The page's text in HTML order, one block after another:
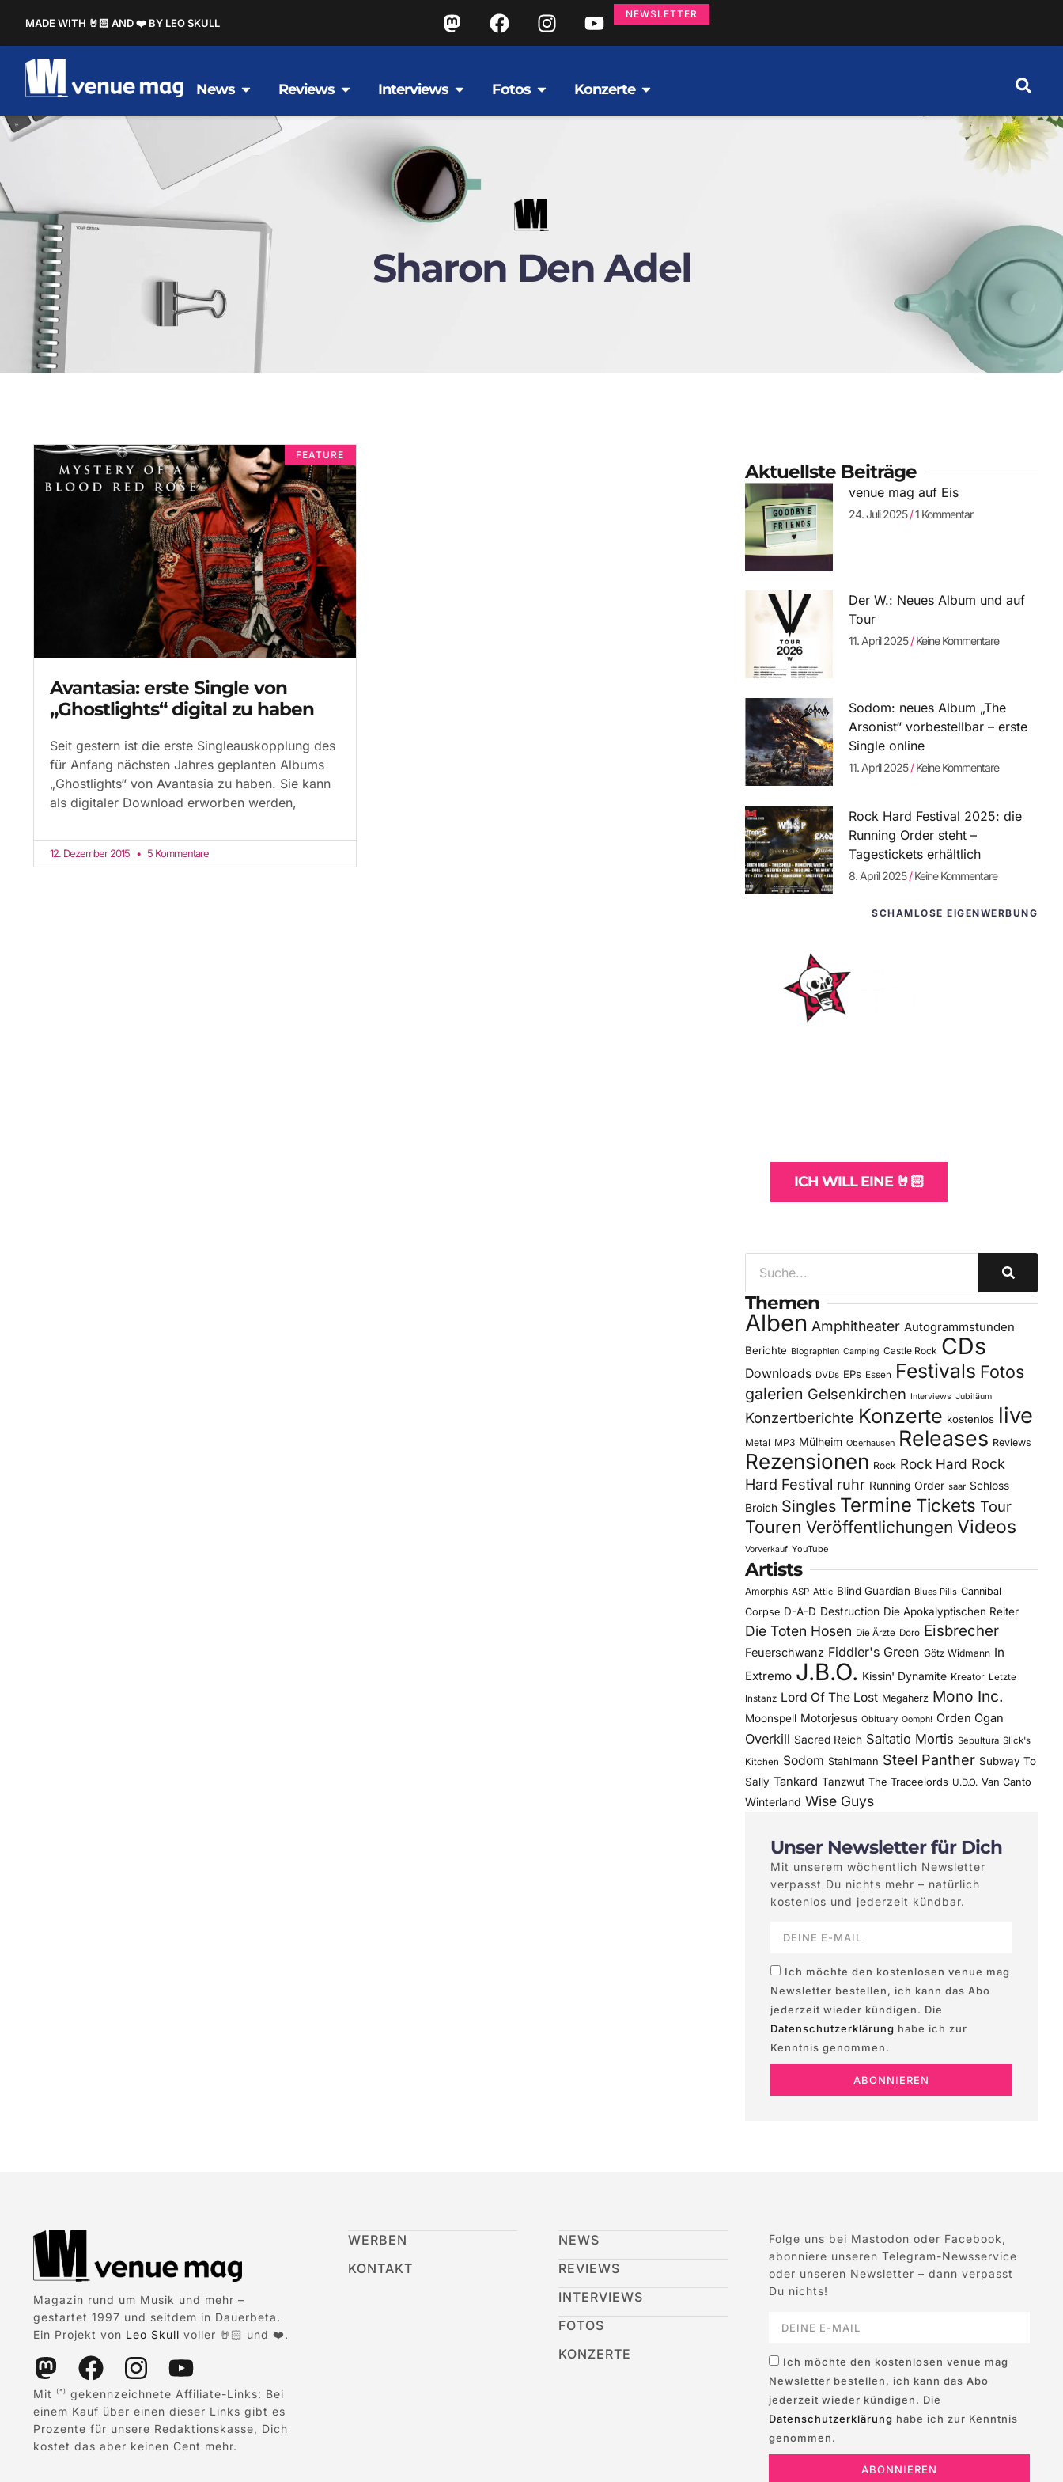
MADE WITH 🤘🏻 AND ❤️ BY LEO SKULL
NEWSLETTER
News Reviews Interviews Fotos Konzerte
Sharon Den Adel
FEATURE
Avantasia: erste Single von
„Ghostlights“ digital zu haben
Seit gestern ist die erste Singleauskopplung des
für Anfang nächsten Jahres geplanten Albums
„Ghostlights“ von Avantasia zu haben. Sie kann
als digitaler Download erworben werden,
12. Dezember 2015 5 Kommentare
Aktuellste Beiträge
venue mag auf Eis
24. Juli 2025 1 Kommentar
Der W.: Neues Album und auf
Tour
11. April 2025 Keine Kommentare
Sodom: neues Album „The
Arsonist“ vorbestellbar – erste
Single online
11. April 2025 Keine Kommentare
Rock Hard Festival 2025: die
Running Order steht –
Tagestickets erhältlich
8. April 2025 Keine Kommentare
SCHAMLOSE EIGENWERBUNG
ICH WILL EINE 🤘🏻
Themen
Alben Amphitheater Autogrammstunden
Berichte Biographien Camping Castle Rock CDs
Downloads DVDs EPs Essen Festivals Fotos
galerien Gelsenkirchen Interviews Jubiläum
Konzertberichte Konzerte kostenlos live
Metal MP3 Mülheim Oberhausen Releases Reviews
Rezensionen Rock Rock Hard Rock
Hard Festival ruhr Running Order saar Schloss
Broich Singles Termine Tickets Tour
Touren Veröffentlichungen Videos
Vorverkauf YouTube
Artists
Amorphis ASP Attic Blind Guardian Blues Pills Cannibal
Corpse D-A-D Destruction Die Apokalyptischen Reiter
Die Toten Hosen Die Ärzte Doro Eisbrecher
Feuerschwanz Fiddler's Green Götz Widmann In
Extremo J.B.O. Kissin' Dynamite Kreator Letzte
Instanz Lord Of The Lost Megaherz Mono Inc.
Moonspell Motorjesus Obituary Oomph! Orden Ogan
Overkill Sacred Reich Saltatio Mortis Sepultura Slick's
Kitchen Sodom Stahlmann Steel Panther Subway To
Sally Tankard Tanzwut The Traceelords U.D.O. Van Canto
Winterland Wise Guys
Unser Newsletter für Dich
Mit unserem wöchentlich Newsletter
verpasst Du nichts mehr – natürlich
kostenlos und jederzeit kündbar.
Ich möchte den kostenlosen venue mag
Newsletter bestellen, ich kann das Abo
jederzeit wieder kündigen. Die
Datenschutzerklärung habe ich zur
Kenntnis genommen.
ABONNIEREN
Magazin rund um Musik und mehr –
gestartet 1997 und seitdem in Dauerbeta.
Ein Projekt von Leo Skull voller 🤘🏻 und ❤️.
Mit (*)
gekennzeichnete Affiliate-Links: Bei
einem Kauf über einen dieser Links gibt es
Prozente für unsere Redaktionskasse, Dich
kostet das aber keinen Cent mehr.
WERBEN
KONTAKT
NEWS
REVIEWS
INTERVIEWS
FOTOS
KONZERTE
Folge uns bei Mastodon oder Facebook,
abonniere unseren Telegram-Newsservice
oder unseren Newsletter – dann verpasst
Du nichts!
Ich möchte den kostenlosen venue mag
Newsletter bestellen, ich kann das Abo
jederzeit wieder kündigen. Die
Datenschutzerklärung habe ich zur Kenntnis
genommen.
ABONNIEREN